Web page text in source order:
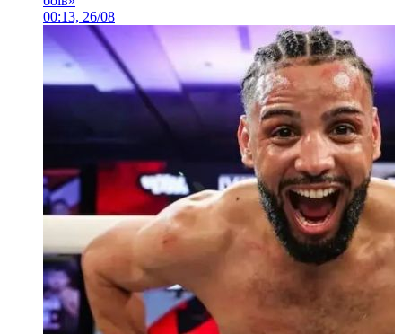
00:13, 26/08